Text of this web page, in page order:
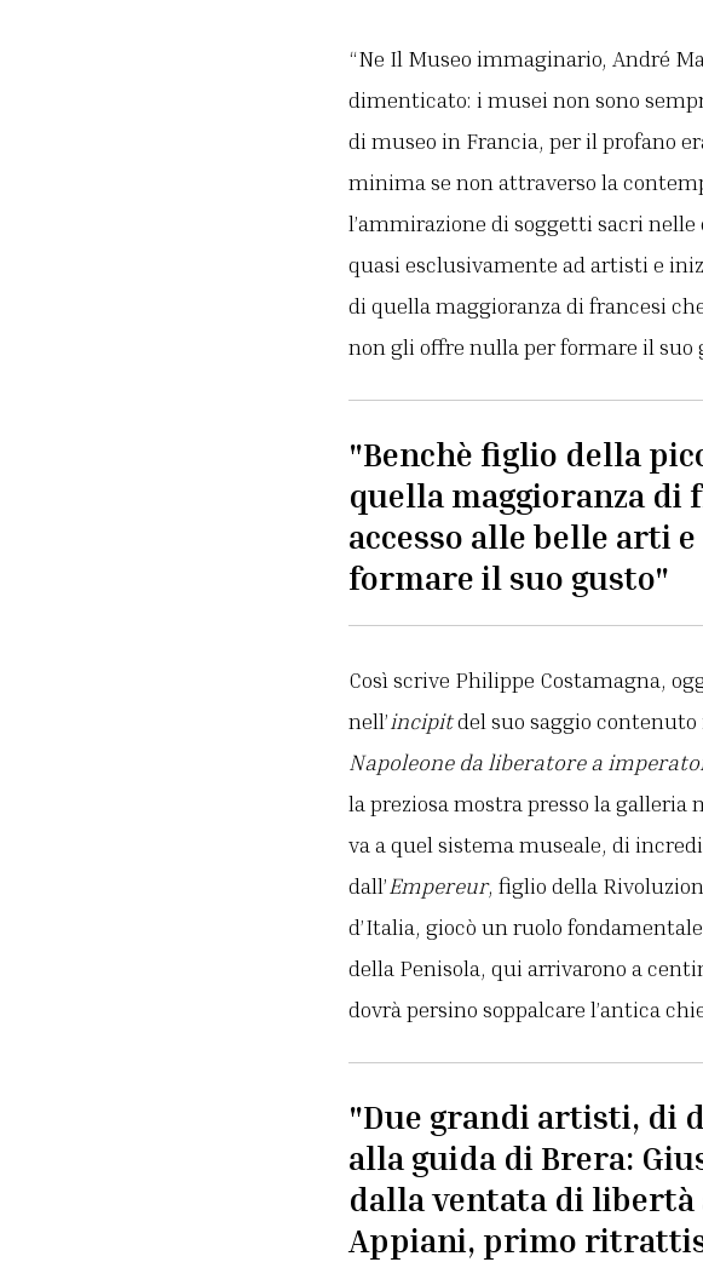
“Ne Il Museo immaginario, André
dimenticato: i musei non sono
di museo in Francia, per il profano
minima se non attraverso la
l’ammirazione di soggetti sacri
quasi esclusivamente ad artisti e
di quella maggioranza di francesi
non gli offre nulla per formare il suo
"Benchè figlio della
quella maggioranza di
accesso alle belle arti
formare il suo gusto"
Così scrive Philippe Costamagna,
nell’incipitdel suo saggio contenuto
Napoleone da liberatore a
la preziosa mostra presso la galleria
va a quel sistema museale, di
dall’Empereur, figlio della
d’Italia, giocò un ruolo
della Penisola, qui arrivarono a
dovrà persino soppalcare l’antica
"Due grandi artisti, di
alla guida di Brera:
dalla ventata di
Appiani, primo